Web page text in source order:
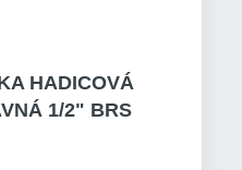
HADICOVÁ
1/2" BRS